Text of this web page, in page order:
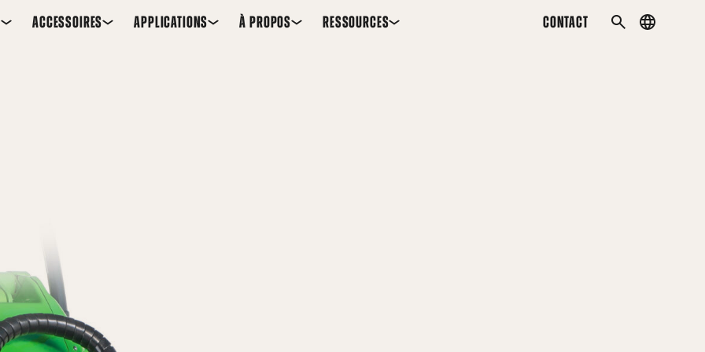
ACCESSOIRES APPLICATIONS À PROPOS RESSOURCES CONTACT
SEARCHCountry